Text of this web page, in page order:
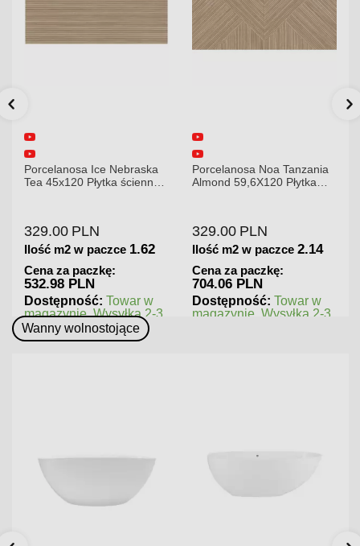
Porcelanosa Ice Nebraska
Tea 45x120 Płytka ścienna
329.00 PLN
Ilość m2 w paczce 1.62
Cena za paczkę:
532.98 PLN
Dostępność: Towar w
magazynie. Wysyłka 2-3
dni.
Porcelanosa Noa Tanzania
Almond 59,6X120 Płytka
329.00 PLN
Ilość m2 w paczce 2.14
Cena za paczkę:
704.06 PLN
Dostępność: Towar w
magazynie. Wysyłka 2-3
Wanny wolnostojące